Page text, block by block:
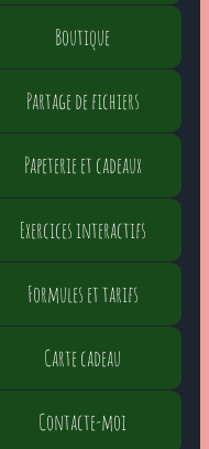
Boutique
Partage de fichiers
Papeterie et cadeaux
Exercices interactifs
Formules et tarifs
Carte cadeau
Contacte-moi